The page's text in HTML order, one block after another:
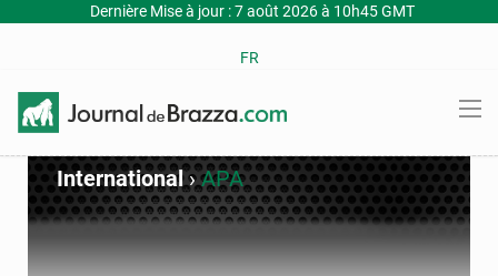
Dernière Mise à jour : 7 août 2026 à 10h45 GMT
FR
International›APA